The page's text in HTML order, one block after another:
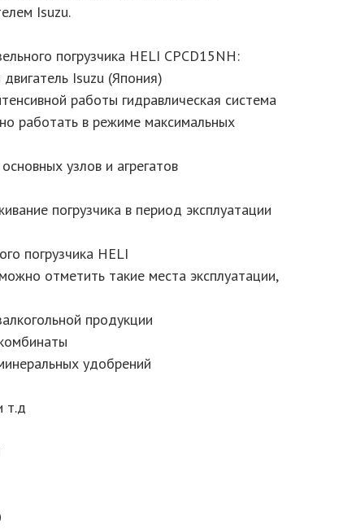
Isuzu.
погрузчика HELI CPСD15NH:
Isuzu (Япония)
работы гидравлическая система
работать в режиме максимальных
узлов и агрегатов
погрузчика в период эксплуатации
погрузчика HELI
отметить такие места эксплуатации,
продукции
удобрений
т.д